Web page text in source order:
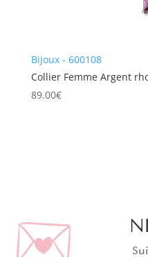
Bijoux - 600108
Collier Femme Argent
89.00€